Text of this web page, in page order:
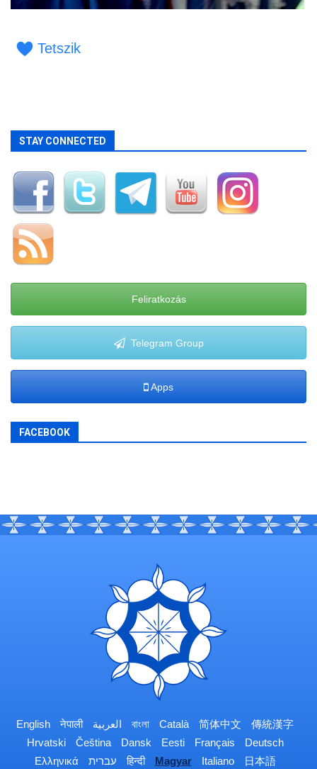
Tetszik
STAY CONNECTED
Feliratkozás
Telegram Group
Apps
FACEBOOK
English नेपाली العربية বাংলা Català 简体中文
傳統漢字
Hrvatski
Čeština Dansk Eesti Français
Deutsch
Ελληνικά
עברית हिन्दी Magyar Italiano 日本語